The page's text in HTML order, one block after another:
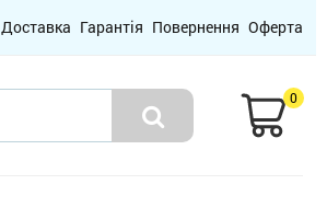
Доставка Гарантія Повернення Оферта
0